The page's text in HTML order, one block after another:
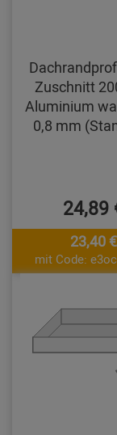
Zuschnitt
Aluminium
0,8 mm
24,89
23,40 €
mit Code: